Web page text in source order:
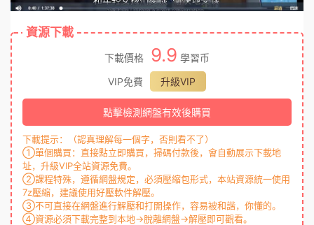
資源下載
下載價格 9.9 學習币
VIP免費
升級VIP
點擊檢測網盤有效後購買
下載提示：（認真理解每一個字，否則看不了）
①單個購買：直接點立即購買，掃碼付款後，會自動展示下載地
址，升級VIP全站資源免費。
②課程特殊，遵循網盤規定，必須壓縮包形式，本站資源統一使用
7z壓縮，建議使用好壓軟件解壓。
③不可直接在網盤進行解壓和打開操作，容易被和諧，你懂的。
④資源必須下載完整到本地→脫離網盤→解壓即可觀看。